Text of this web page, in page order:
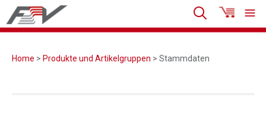
Home > Produkte und Artikelgruppen > Stammdaten